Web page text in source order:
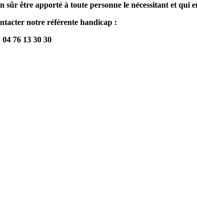
être apporté à toute personne le nécessitant et qui
notre référente handicap :
04 76 13 30 30